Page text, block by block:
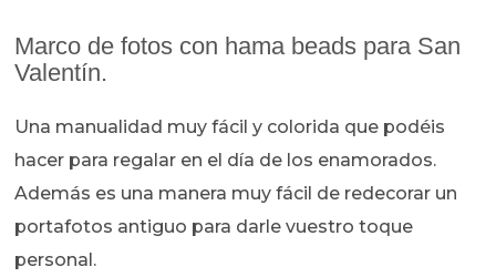
Marco de fotos con hama beads para San
Valentín.
Una manualidad muy fácil y colorida que podéis
hacer para regalar en el día de los enamorados.
Además es una manera muy fácil de redecorar un
portafotos antiguo para darle vuestro toque
personal.